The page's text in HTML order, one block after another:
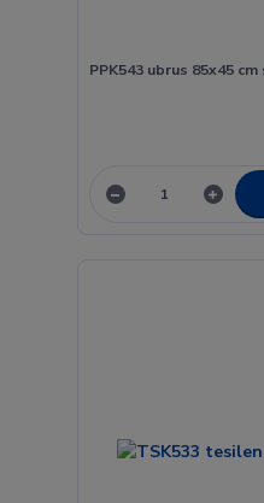
PPK543 ubrus 85x45